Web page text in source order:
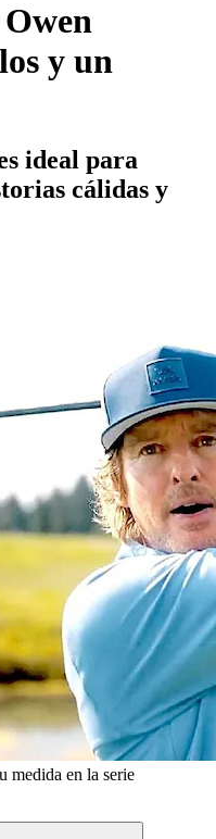
y un
ideal para
cálidas y
medida en la serie